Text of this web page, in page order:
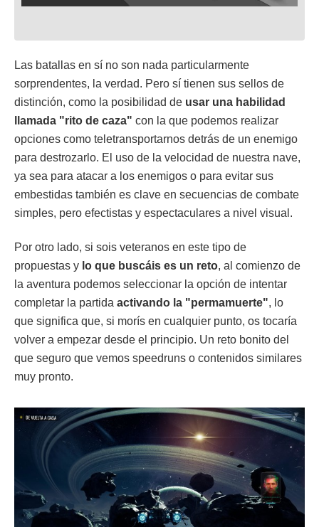
Las batallas en sí no son nada particularmente
sorprendentes, la verdad. Pero sí tienen sus sellos de
distinción, como la posibilidad de usar una habilidad
llamada "rito de caza" con la que podemos realizar
opciones como teletransportarnos detrás de un enemigo
para destrozarlo. El uso de la velocidad de nuestra nave,
ya sea para atacar a los enemigos o para evitar sus
embestidas también es clave en secuencias de combate
simples, pero efectistas y espectaculares a nivel visual.
Por otro lado, si sois veteranos en este tipo de
propuestas y lo que buscáis es un reto, al comienzo de
la aventura podemos seleccionar la opción de intentar
completar la partida activando la "permamuerte", lo
que significa que, si morís en cualquier punto, os tocaría
volver a empezar desde el principio. Un reto bonito del
que seguro que vemos speedruns o contenidos similares
muy pronto.